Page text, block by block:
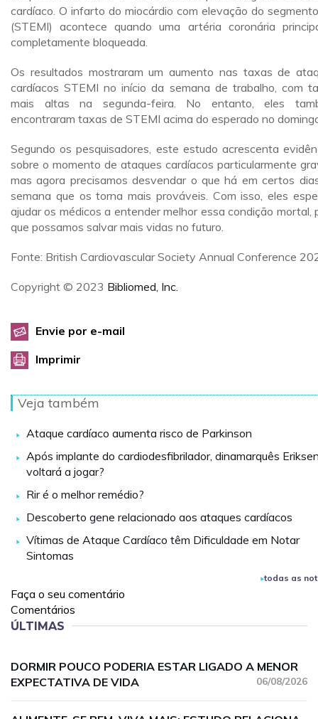
cardíaco. O infarto do miocárdio com elevação do
(STEMI) acontece quando uma artéria coronária
completamente bloqueada.
Os resultados mostraram um aumento nas taxas de
cardíacos STEMI no início da semana de trabalho, com
mais altas na segunda-feira. No entanto, eles
encontraram taxas de STEMI acima do esperado no
Segundo os pesquisadores, este estudo acrescenta
sobre o momento de ataques cardíacos particularmente
mas agora precisamos desvendar o que há em certos
semana que os torna mais prováveis. Com isso, eles
ajudar os médicos a entender melhor essa condição mortal,
que possamos salvar mais vidas no futuro.
Fonte: British Cardiovascular Society Annual Conference
Copyright © 2023 Bibliomed, Inc.
Envie por e-mail
Imprimir
Veja também
Ataque cardíaco aumenta risco de Parkinson
Após implante do cardiodesfibrilador, dinamarquês
voltará a jogar?
Rir é o melhor remédio?
Descoberto gene relacionado aos ataques cardíacos
Vítimas de Ataque Cardíaco têm Dificuldade em Notar
Sintomas
todas as
Faça o seu comentário
Comentários
ÚLTIMAS
DORMIR POUCO PODERIA ESTAR LIGADO A MENOR
EXPECTATIVA DE VIDA
06/08/2026